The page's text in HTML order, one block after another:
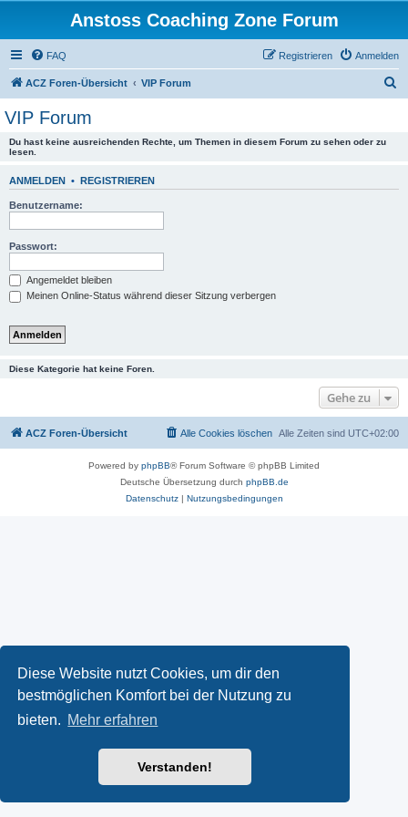
Diese Website nutzt Cookies, um dir den
bestmöglichen Komfort bei der Nutzung zu
bieten. Mehr erfahren
Verstanden!
Anstoss Coaching Zone Forum
FAQ Anmelden
Registrieren
ACZ Foren-Übersicht VIP Forum
VIP Forum
Du hast keine ausreichenden Rechte, um Themen in diesem Forum zu sehen oder zu
lesen.
ANMELDEN • REGISTRIEREN
Benutzername:
Passwort:
Angemeldet bleiben
Meinen Online-Status während dieser Sitzung verbergen
Diese Kategorie hat keine Foren.
Gehe zu
ACZ Foren-Übersicht Alle Zeiten sind UTC+02:00
Alle Cookies löschen
Powered by phpBB® Forum Software © phpBB Limited
Deutsche Übersetzung durch phpBB.de
Datenschutz| Nutzungsbedingungen